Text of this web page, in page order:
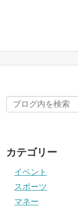
カテゴリー
イベント
スポーツ
マネー